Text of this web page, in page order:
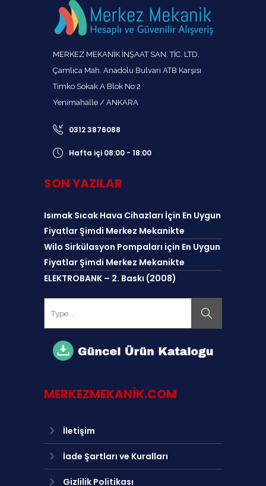
MERKEZ MEKANİK İNŞAAT SAN. TİC. LTD.
Çamlıca Mah. Anadolu Bulvarı ATB Karşısı
Timko Sokak A Blok No:2
Yenimahalle / ANKARA
0312 3876088
Hafta içi 08:00 - 18:00
SON YAZILAR
Isımak Sıcak Hava Cihazları İçin En Uygun
Fiyatlar Şimdi Merkez Mekanikte
Wilo Sirkülasyon Pompaları için En Uygun
Fiyatlar Şimdi Merkez Mekanikte
ELEKTROBANK – 2. Baskı (2008)
MERKEZMEKANIK.COM
İletişim
İade Şartları ve Kuralları
Gizlilik Politikası